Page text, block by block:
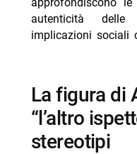
- Su Burcu Coskun
notte
- Far Away 6 agosto
- Beautiful 6 agosto:
Steffy
autenticità
implicazioni sociali
la figura di Alessandro in
“l’altro
stereotipi